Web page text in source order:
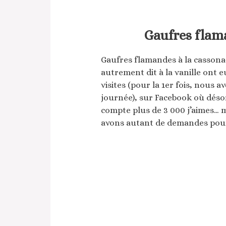
Gaufres
Gaufres flamandes à la
autrement dit à la vanille ont
visites (pour la 1er fois, nous
journée), sur Facebook où
compte plus de 3 000 j’aimes…
avons autant de demandes